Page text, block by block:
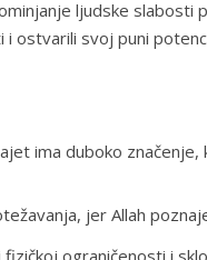
ljudske
ostvarili svoj puni
ima duboko
jer Allah
ograničenosti i